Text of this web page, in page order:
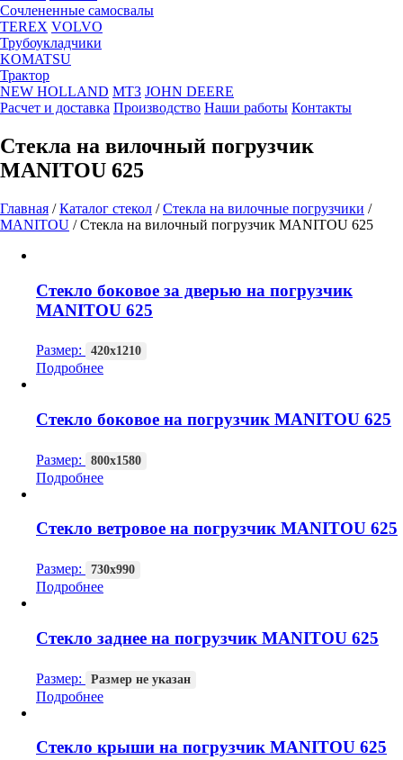
Сочлененные самосвалы
TEREX VOLVO
Трубоукладчики
KOMATSU
Трактор
NEW HOLLAND МТЗ JOHN DEERE
Расчет и доставка Производство Наши работы Контакты
Стекла на вилочный погрузчик
MANITOU 625
Главная /Каталог стекол /Стекла на вилочные погрузчики /
MANITOU /Стекла на вилочный погрузчик MANITOU 625
Стекло боковое за дверью на погрузчик
MANITOU 625
Размер: 420х1210
Подробнее
Стекло боковое на погрузчик MANITOU 625
Размер: 800х1580
Подробнее
Стекло ветровое на погрузчик MANITOU 625
Размер: 730х990
Подробнее
Стекло заднее на погрузчик MANITOU 625
Размер: Размер не указан
Подробнее
Стекло крыши на погрузчик MANITOU 625